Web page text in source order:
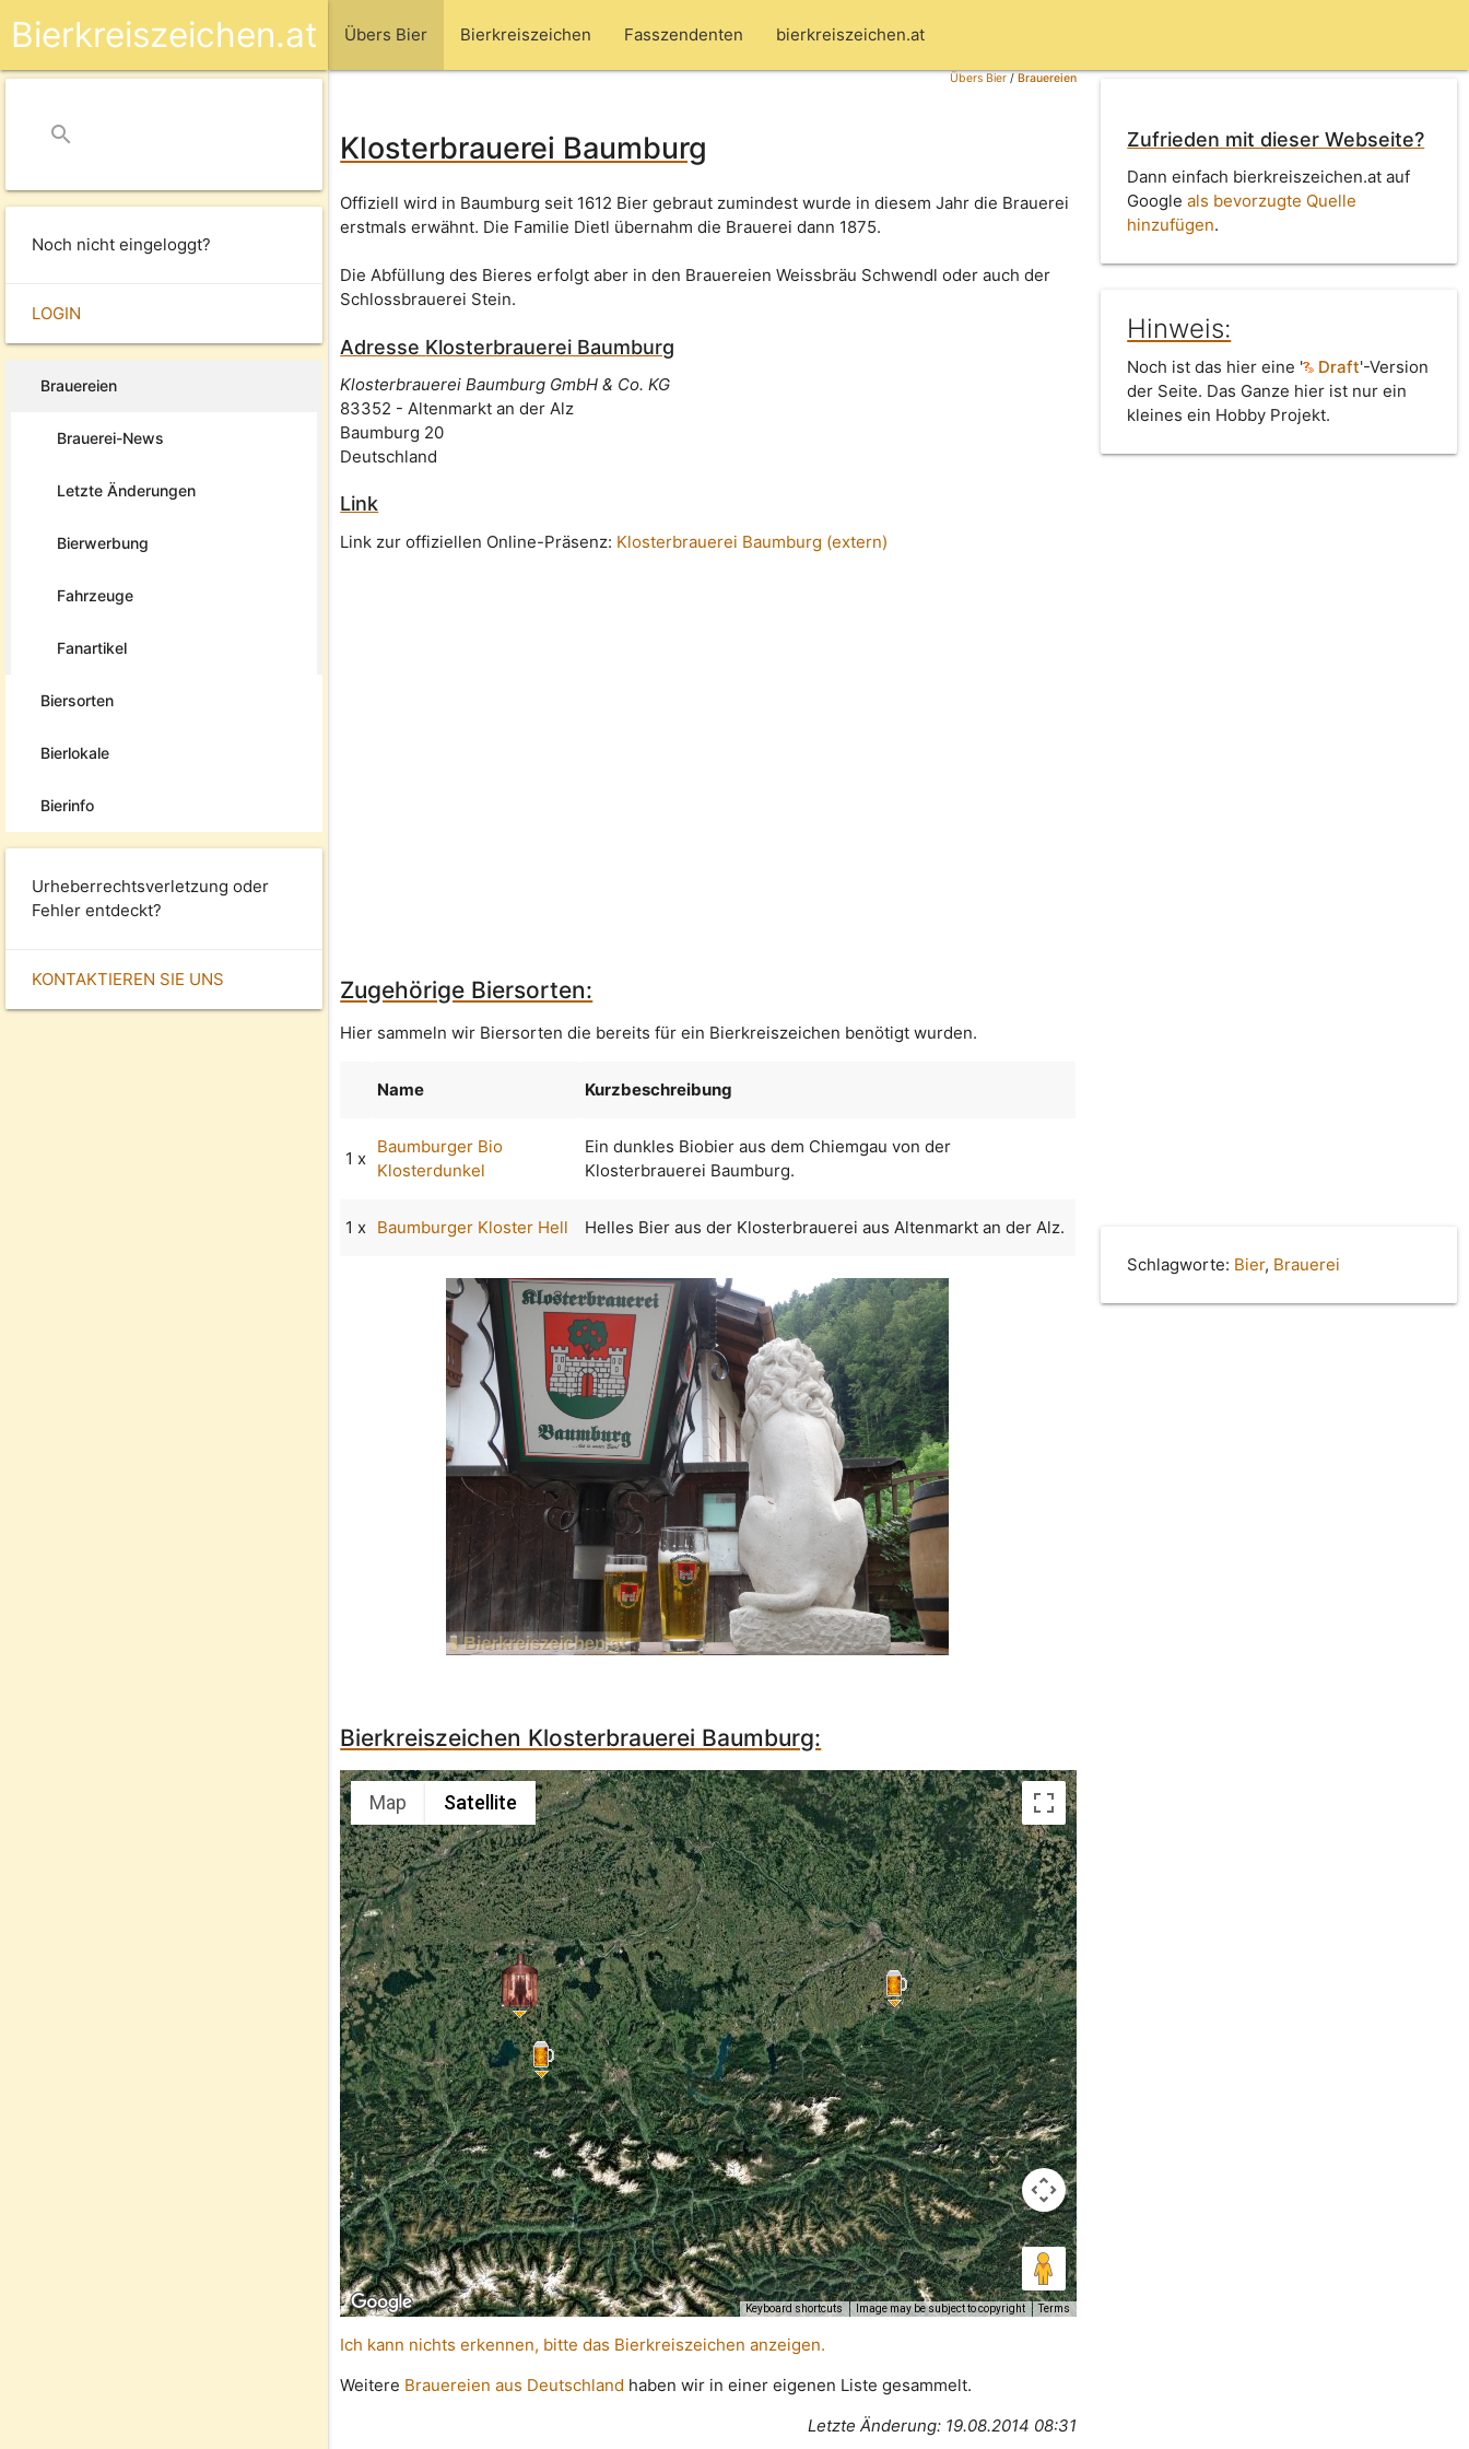
Übers Bier Bierkreiszeichen Fasszendenten bierkreiszeichen.at
Bierkreiszeichen.at
search
Noch nicht eingeloggt?
LOGIN
Brauereien
Brauerei-News
Letzte Änderungen
Bierwerbung
Fahrzeuge
Fanartikel
Biersorten
Bierlokale
Bierinfo
Urheberrechtsverletzung oder
Fehler entdeckt?
KONTAKTIEREN SIE UNS
Übers Bier/Brauereien
Klosterbrauerei Baumburg
Offiziell wird in Baumburg seit 1612 Bier gebraut zumindest wurde in diesem Jahr die Brauerei
erstmals erwähnt. Die Familie Dietl übernahm die Brauerei dann 1875.
Die Abfüllung des Bieres erfolgt aber in den Brauereien Weissbräu Schwendl oder auch der
Schlossbrauerei Stein.
Adresse Klosterbrauerei Baumburg
Klosterbrauerei Baumburg GmbH & Co. KG
83352 - Altenmarkt an der Alz
Baumburg 20
Deutschland
Link
Link zur offiziellen Online-Präsenz: Klosterbrauerei Baumburg (extern)
Zufrieden mit dieser Webseite?
Dann einfach bierkreiszeichen.at auf
Googleals bevorzugte Quelle
hinzufügen.
Hinweis:
Noch ist das hier eine ' Draft'-Version
der Seite. Das Ganze hier ist nur ein
kleines ein Hobby Projekt.
Zugehörige Biersorten:
Hier sammeln wir Biersorten die bereits für ein Bierkreiszeichen benötigt wurden.
Name Kurzbeschreibung
1 x
Baumburger Bio
Klosterdunkel
Ein dunkles Biobier aus dem Chiemgau von der
Klosterbrauerei Baumburg.
1 x Baumburger Kloster Hell Helles Bier aus der Klosterbrauerei aus Altenmarkt an der Alz.
Bierkreiszeichen Klosterbrauerei Baumburg:
Map Satellite
Keyboard shortcuts Image may be subject to copyright Terms
Ich kann nichts erkennen, bitte das Bierkreiszeichen anzeigen.
Weitere Brauereien aus Deutschland haben wir in einer eigenen Liste gesammelt.
Letzte Änderung: 19.08.2014 08:31
Schlagworte: Bier, Brauerei